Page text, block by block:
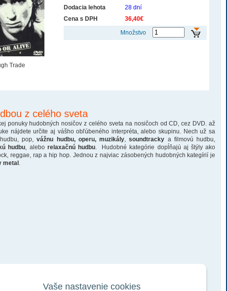
Vaše nastavenie cookies
Trade
Dodacia lehota
28 dní
Cena s DPH
36,40€
Množstvo
z celého sveta
ponuky hudobných nosičov z celého sveta na nosičoch od CD, cez DVD. až
nájdete určite aj vášho obľúbeného interpréta, alebo skupinu. Nech už sa
pop,vážnu hudbu, operu, muzikály ,soundtracky a filmovú hudbu,
hudbu , alebo relaxačnú hudbu. Hudobné kategórie dopĺňajú aj štýly ako
reggae, rap a hip hop. Jednou z najviac zásobených hudobných kategírií je
metal